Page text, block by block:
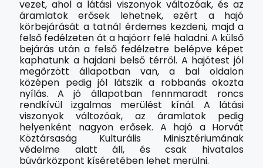
vezet, ahol a látási viszonyok változóak, és az
áramlatok erősek lehetnek, ezért a hajó
körbejárását a tatnál érdemes kezdeni, majd a
felső fedélzeten át a hajóorr felé haladni. A külső
bejárás után a felső fedélzetre belépve képet
kaphatunk a hajdani belső térről. A hajótest jól
megőrzött állapotban van, a bal oldalon
középen pedig jól látszik a robbanás okozta
nyílás. A jó állapotban fennmaradt roncs
rendkívül izgalmas merülést kínál. A látási
viszonyok változóak, az áramlatok pedig
helyenként nagyon erősek. A hajó a Horvát
Köztársaság Kulturális Minisztériumának
védelme alatt áll, és csak hivatalos
búvárközpont kíséretében lehet merülni.